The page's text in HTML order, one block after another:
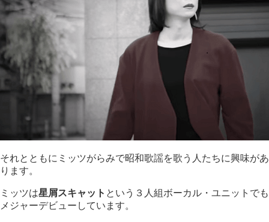
それとともにミッツがらみで昭和歌謡を歌う人たちに興味があ
ります。
ミッツは星屑スキャット という３人組ボーカル・ユニットでも
メジャーデビューしています。